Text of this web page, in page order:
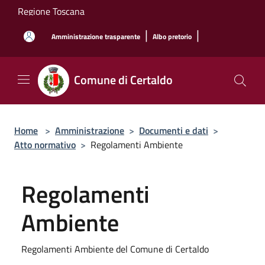
Salta al contenuto principale
Regione Toscana
Amministrazione trasparente | Albo pretorio |
Comune di Certaldo
Home > Amministrazione > Documenti e dati >
Atto normativo > Regolamenti Ambiente
Regolamenti
Ambiente
Regolamenti Ambiente del Comune di Certaldo